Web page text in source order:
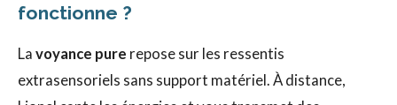
fonctionne ?
La voyance pure repose sur les ressentis
extrasensoriels sans support matériel. À distance,